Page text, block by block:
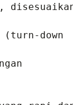
down